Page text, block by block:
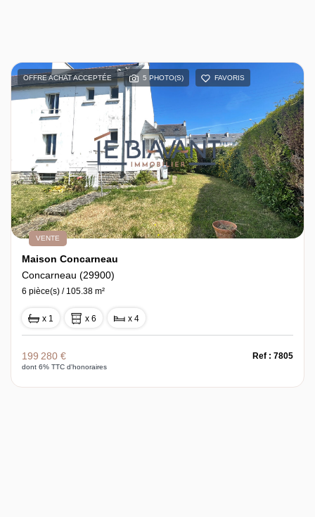
OFFRE ACHAT ACCEPTÉE 5 PHOTO(S) FAVORIS
VENTE
Maison Concarneau
Concarneau (29900)
6 pièce(s) / 105.38 m²
x 1 x 6 x 4
199 280 €
dont 6% TTC d'honoraires
Ref : 7805